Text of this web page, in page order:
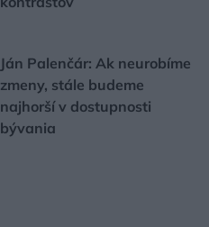
Ján Palenčár: Ak neurobíme
zmeny, stále budeme
najhorší v dostupnosti
bývania